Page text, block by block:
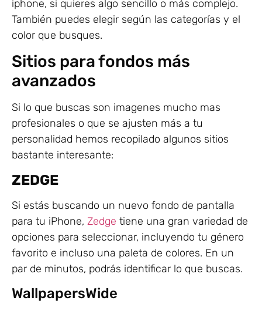
iphone, si quieres algo sencillo o más complejo.
También puedes elegir según las categorías y el
color que busques.
Sitios para fondos más
avanzados
Si lo que buscas son imagenes mucho mas
profesionales o que se ajusten más a tu
personalidad hemos recopilado algunos sitios
bastante interesante:
ZEDGE
Si estás buscando un nuevo fondo de pantalla
para tu iPhone, Zedge tiene una gran variedad de
opciones para seleccionar, incluyendo tu género
favorito e incluso una paleta de colores. En un
par de minutos, podrás identificar lo que buscas.
WallpapersWide